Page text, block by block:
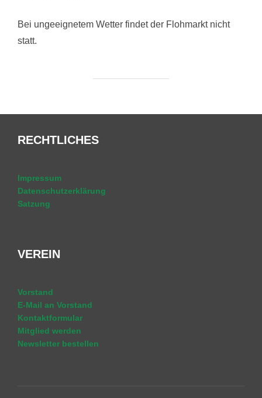
Bei ungeeignetem Wetter findet der Flohmarkt nicht
statt.
RECHTLICHES
Impressum
Datenschutzerklärung
Satzung
VEREIN
Vorstand
E-Mail an Vorstand
Kontaktformular
Mitglied werden
Newsletter bestellen